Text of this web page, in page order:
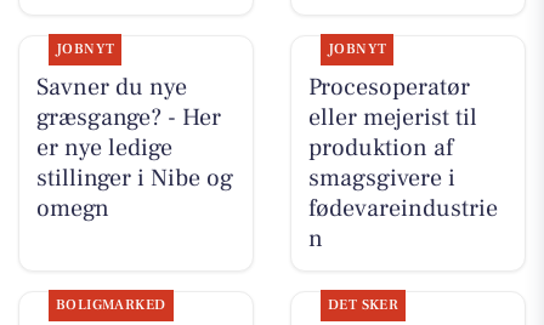
JOBNYT
Savner du nye
græsgange? - Her
er nye ledige
stillinger i Nibe og
omegn
JOBNYT
Procesoperatør
eller mejerist til
produktion af
smagsgivere i
fødevareindustrie
n
BOLIGMARKED DET SKER